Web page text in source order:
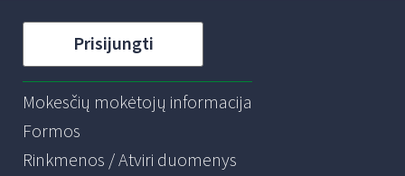
Prisijungti
Mokesčių mokėtojų informacija
Formos
Rinkmenos / Atviri duomenys